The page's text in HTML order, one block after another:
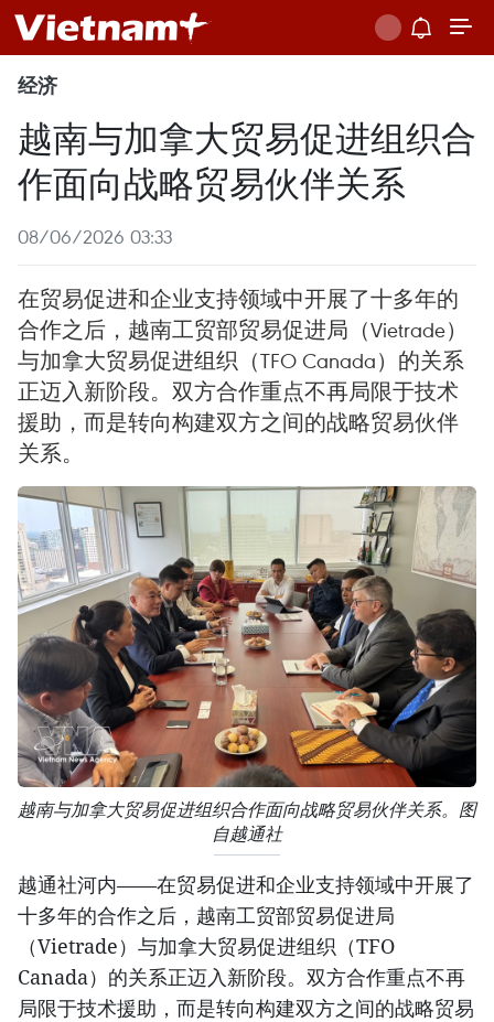
经济
越南与加拿大贸易促进组织合
作面向战略贸易伙伴关系
08/06/2026 03:33
在贸易促进和企业支持领域中开展了十多年的
合作之后，越南工贸部贸易促进局（Vietrade）
与加拿大贸易促进组织（TFO Canada）的关系
正迈入新阶段。双方合作重点不再局限于技术
援助，而是转向构建双方之间的战略贸易伙伴
关系。
越南与加拿大贸易促进组织合作面向战略贸易伙伴关系。图
自越通社
越通社河内——在贸易促进和企业支持领域中开展了
十多年的合作之后，越南工贸部贸易促进局
（Vietrade）与加拿大贸易促进组织（TFO
Canada）的关系正迈入新阶段。双方合作重点不再
局限于技术援助，而是转向构建双方之间的战略贸易